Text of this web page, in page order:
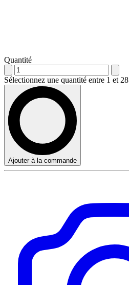
Quantité
Sélectionnez une quantité entre 1 et 28
Ajouter à la commande